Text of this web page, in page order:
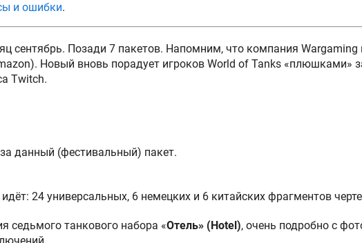
и ошибки.
сентябрь. Позади 7 пакетов. Напомним, что компания Wargaming
Новый вновь порадует игроков World of Tanks «плюшками»
Twitch.
данный (фестивальный) пакет.
24 универсальных, 6 немецких и 6 китайских фрагментов
седьмого танкового набора «Отель» (Hotel), очень подробно с